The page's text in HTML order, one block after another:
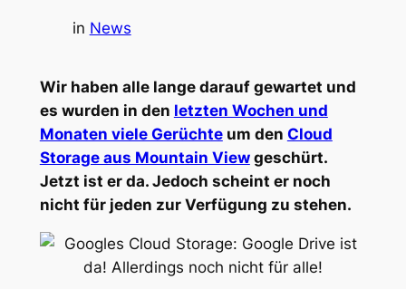
in News
Wir haben alle lange darauf gewartet und
es wurden in den letzten Wochen und
Monaten viele Gerüchteum den Cloud
Storage aus Mountain Viewgeschürt.
Jetzt ist er da. Jedoch scheint er noch
nicht für jeden zur Verfügung zu stehen.